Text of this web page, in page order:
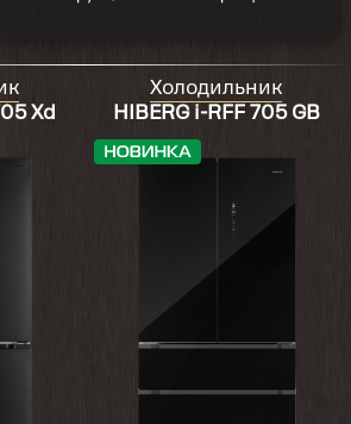
Xd
Холодильник
HIBERG i-RFF 705 GB